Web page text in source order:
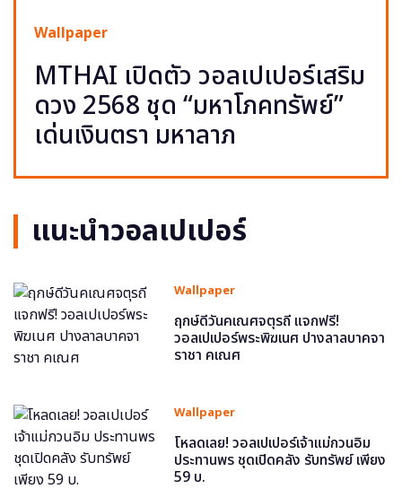
Wallpaper
MTHAI เปิดตัว วอลเปเปอร์เสริม
ดวง 2568 ชุด “มหาโภคทรัพย์”
เด่นเงินตรา มหาลาภ
แนะนำวอลเปเปอร์
Wallpaper
ฤกษ์ดีวันคเณศจตุรถี แจกฟรี!
วอลเปเปอร์พระพิฆเนศ ปางลาลบาคจา
ราชา คเณศ
Wallpaper
โหลดเลย! วอลเปเปอร์เจ้าแม่กวนอิม
ประทานพร ชุดเปิดคลัง รับทรัพย์ เพียง
59 บ.